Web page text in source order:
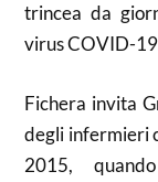
trincea da
virus COVID-
Fichera invita
degli infermieri
2015,